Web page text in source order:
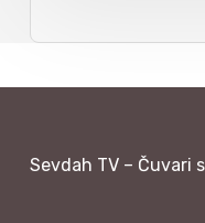
Sevdah TV – Čuvari